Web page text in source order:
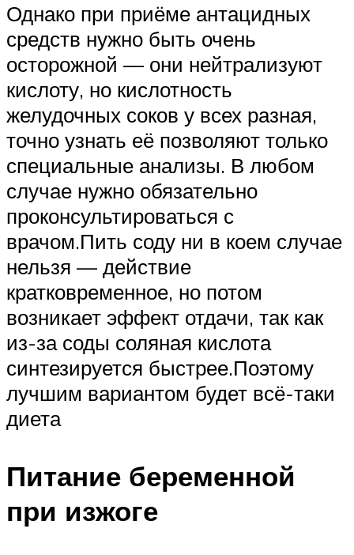
Однако при приёме антацидных
средств нужно быть очень
осторожной — они нейтрализуют
кислоту, но кислотность
желудочных соков у всех разная,
точно узнать её позволяют только
специальные анализы. В любом
случае нужно обязательно
проконсультироваться с
врачом.Пить соду ни в коем случае
нельзя — действие
кратковременное, но потом
возникает эффект отдачи, так как
из-за соды соляная кислота
синтезируется быстрее.Поэтому
лучшим вариантом будет всё-таки
диета
Питание беременной
при изжоге